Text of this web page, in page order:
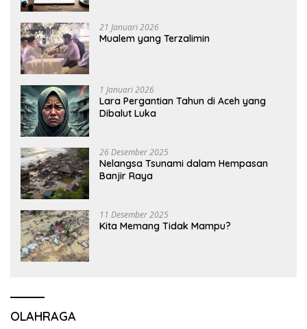
21 Januari 2026
Mualem yang Terzalimin
1 Januari 2026
Lara Pergantian Tahun di Aceh yang
Dibalut Luka
26 Desember 2025
Nelangsa Tsunami dalam Hempasan
Banjir Raya
11 Desember 2025
Kita Memang Tidak Mampu?
OLAHRAGA